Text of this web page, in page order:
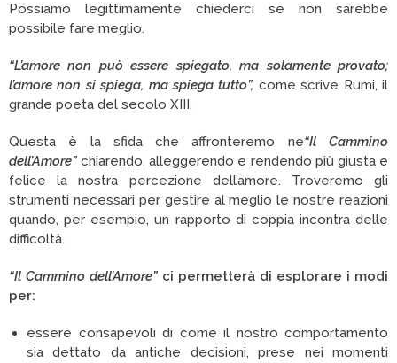
Possiamo legittimamente chiederci se non sarebbe
possibile fare meglio.
“L’amore non può essere spiegato, ma solamente provato;
l’amore non si spiega, ma spiega tutto”, come scrive Rumi, il
grande poeta del secolo XIII.
Questa è la sfida che affronteremo ne“Il Cammino
dell’Amore” chiarendo, alleggerendo e rendendo più giusta e
felice la nostra percezione dell’amore. Troveremo gli
strumenti necessari per gestire al meglio le nostre reazioni
quando, per esempio, un rapporto di coppia incontra delle
difficoltà.
“Il Cammino dell’Amore” ci permetterà di esplorare i modi
per:
essere consapevoli di come il nostro comportamento
sia dettato da antiche decisioni, prese nei momenti